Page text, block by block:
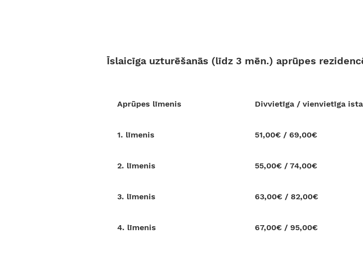
Īslaicīga uzturēšanās (līdz 3 mēn.) aprūpes
Aprūpes līmenis Divvietīga / vienvietīga
1. līmenis 51,00€ / 69,00€
2. līmenis 55,00€ / 74,00€
3. līmenis 63,00€ / 82,00€
4. līmenis 67,00€ / 95,00€